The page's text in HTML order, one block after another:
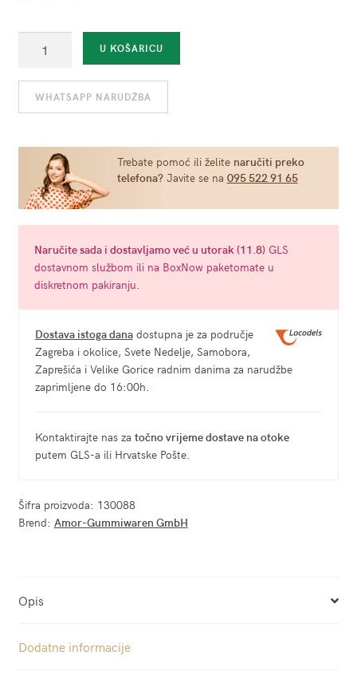
lubrikant
na
bazi
Natural
300ml
količina
U KOŠARICU
WHATSAPP NARUDŽBA
Trebate pomoć ili želite naručiti preko
telefona?Javite se na 095 522 91 65
Naručitesadai dostavljamo već u utorak (11.8) GLS
dostavnom službom ili na BoxNow paketomate u
diskretnom pakiranju.
Dostava istoga danadostupna je za područje
Zagreba i okolice, Svete Nedelje, Samobora,
Zaprešića i Velike Gorice radnim danima za narudžbe
zaprimljene do 16:00h.
Kontaktirajte nas za točno vrijeme dostave na otoke
putem GLS-a ili Hrvatske Pošte.
Šifra proizvoda: 130088
Brend: Amor-Gummiwaren GmbH
Opis
Dodatne informacije